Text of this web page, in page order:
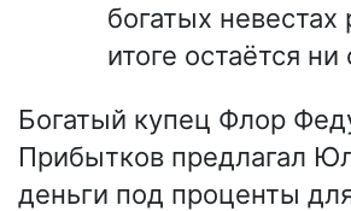
богатых невестах
итоге остаётся
Богатый купец Флор
Прибытков предлагал
деньги под проценты